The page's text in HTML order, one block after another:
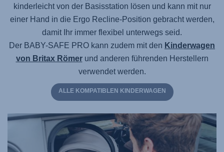
kinderleicht von der Basisstation lösen und kann mit nur
einer Hand in die Ergo Recline-Position gebracht werden,
damit Ihr immer flexibel unterwegs seid.
Der BABY-SAFE PRO kann zudem mit den Kinderwagen
von Britax Römerund anderen führenden Herstellern
verwendet werden.
ALLE KOMPATIBLEN KINDERWAGEN